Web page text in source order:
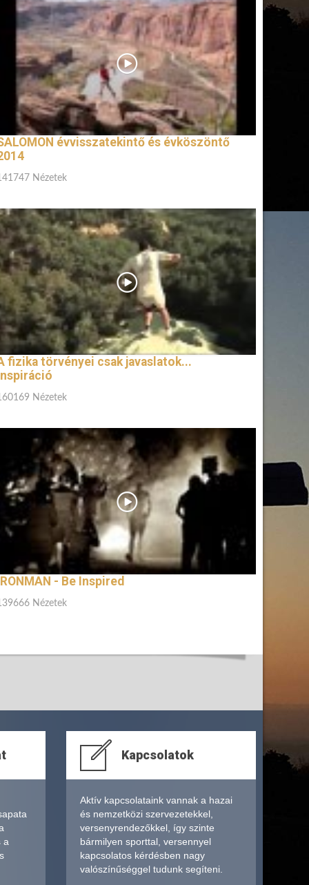
évvisszatekintő és évköszöntő
Nézetek
fizika törvényei csak javaslatok...
Nézetek
- Be Inspired
Nézetek
a
Kapcsolatok
Aktív kapcsolataink vannak a hazai
és nemzetközi szervezetekkel,
versenyrendezőkkel, így szinte
bármilyen sporttal, versennyel
kapcsolatos kérdésben nagy
valószínűséggel tudunk segíteni.